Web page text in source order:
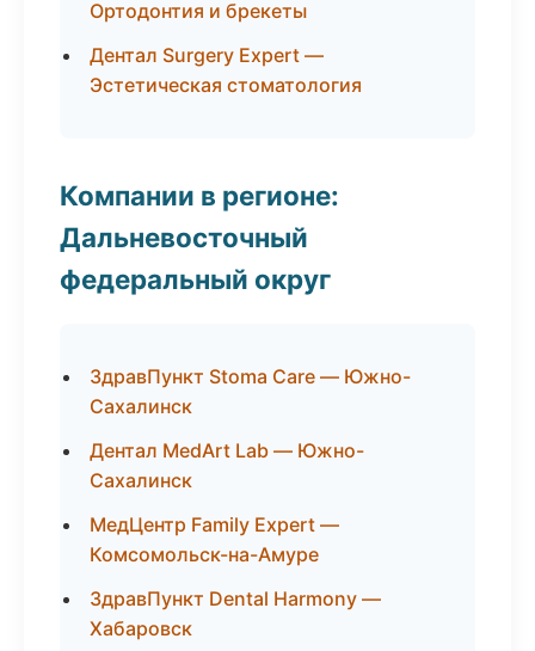
Ортодонтия и брекеты
Дентал Surgery Expert —
Эстетическая стоматология
Компании в регионе:
Дальневосточный
федеральный округ
ЗдравПункт Stoma Care — Южно-
Сахалинск
Дентал MedArt Lab — Южно-
Сахалинск
МедЦентр Family Expert —
Комсомольск-на-Амуре
ЗдравПункт Dental Harmony —
Хабаровск